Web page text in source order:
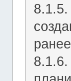
8.1.5.